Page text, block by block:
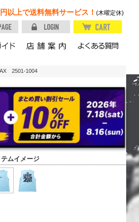
以上で送料無料サービス！ (木曜定休)
2501-1004
ムイメージ